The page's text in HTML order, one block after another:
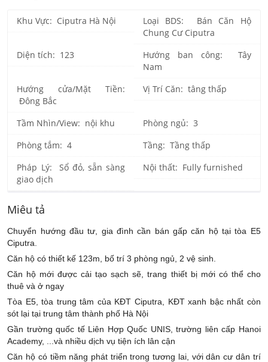
Khu Vực: Ciputra Hà Nội
Loại BDS: Bán Căn Hộ
Chung Cư Ciputra
Diện tích: 123
Hướng ban công: Tây
Nam
Hướng cửa/Mặt Tiền:
Đông Bắc
Vị Trí Căn: tâng thấp
Tầm Nhìn/View: nội khu
Phòng ngủ: 3
Phòng tắm: 4
Tầng: Tầng thấp
Pháp Lý: Sổ đỏ, sẵn sàng
giao dịch
Nội thất: Fully furnished
Miêu tả
Chuyển hướng đầu tư, gia đình cần bán gấp căn hộ tại tòa E5
Ciputra.
Căn hộ có thiết kế 123m, bố trí 3 phòng ngủ, 2 vệ sinh.
Căn hộ mới được cải tạo sạch sẽ, trang thiết bị mới có thể cho
thuê và ở ngay
Tòa E5, tòa trung tâm của KĐT Ciputra, KĐT xanh bậc nhất còn
sót lại tại trung tâm thành phố Hà Nội
Gần trường quốc tế Liên Hợp Quốc UNIS, trường liên cấp Hanoi
Academy, ...và nhiều dịch vụ tiện ích lân cận
Căn hộ có tiềm năng phát triển trong tương lai, với dân cư dân trí